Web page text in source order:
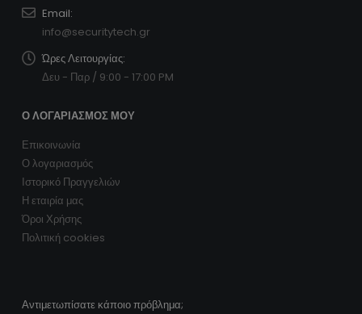
Email:
info@securitytech.gr
Ώρες Λειτουργίας:
Δευ - Παρ / 9:00 - 17:00 PM
Ο ΛΟΓΑΡΙΑΣΜΌΣ ΜΟΥ
Επικοινωνία
Ο λογαριασμός
Ιστορικό Πραγγελιών
Η εταιρία μας
Όροι Χρήσης
Πολιτική cookies
Αντιμετωπίσατε κάποιο πρόβλημα;